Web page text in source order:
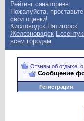
Рейтинг санаториев:
Пожалуйста,
свои оценки!
Кисловодск Пятигорск
Железноводск
всем городам
Отзывы об отдыхе, о
Сообщение
Регистрация